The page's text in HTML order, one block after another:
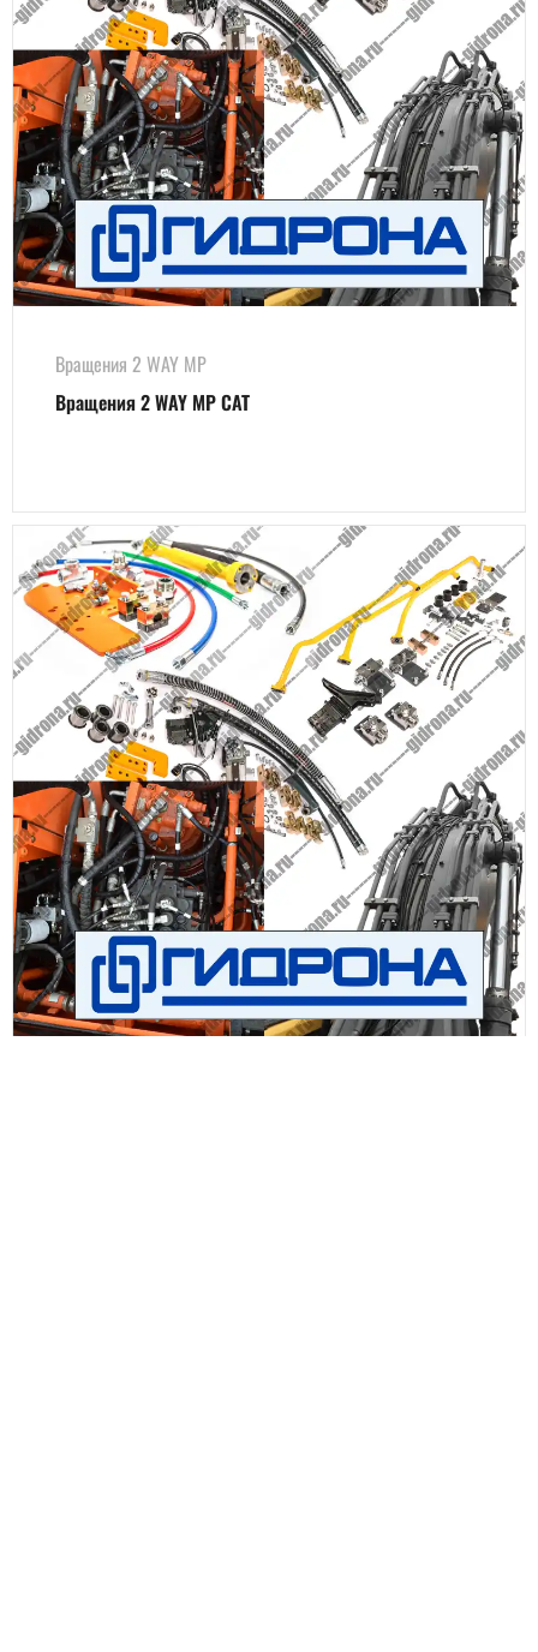
Вращения 2 WAY MP
Вращения 2 WAY MP CAT